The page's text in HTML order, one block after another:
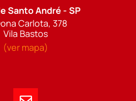
Santo André - SP
Carlota, 378
Vila Bastos
(ver mapa)